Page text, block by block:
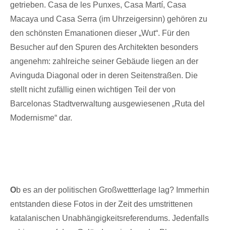
getrieben. Casa de les Punxes, Casa Martí, Casa
Macaya und Casa Serra (im Uhrzeigersinn) gehören zu
den schönsten Emanationen dieser „Wut“. Für den
Besucher auf den Spuren des Architekten besonders
angenehm: zahlreiche seiner Gebäude liegen an der
Avinguda Diagonal oder in deren Seitenstraßen. Die
stellt nicht zufällig einen wichtigen Teil der von
Barcelonas Stadtverwaltung ausgewiesenen „Ruta del
Modernisme“ dar.
Ob es an der politischen Großwettterlage lag? Immerhin
entstanden diese Fotos in der Zeit des umstrittenen
katalanischen Unabhängigkeitsreferendums. Jedenfalls